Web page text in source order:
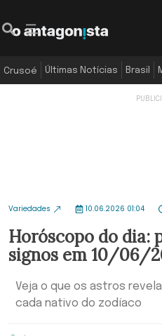
Crusoé Últimas Notícias Brasil
Variedades 10.06.2026 01:04
Horóscopo do dia:
signos em 10/06/
Veja o que os astros
cada nativo do zodíaco